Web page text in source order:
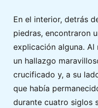
En el interior, detrás
piedras, encontraron
explicación alguna.
un hallazgo
crucificado y, a su
que había
durante cuatro siglos